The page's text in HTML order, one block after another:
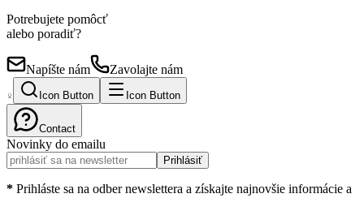
Potrebujete pomôcť
alebo poradiť?
Napíšte nám Zavolajte nám
Icon Button Icon Button
Contact
Novinky do emailu
Prihlásiť
* Prihláste sa na odber newslettera a získajte najnovšie informácie a